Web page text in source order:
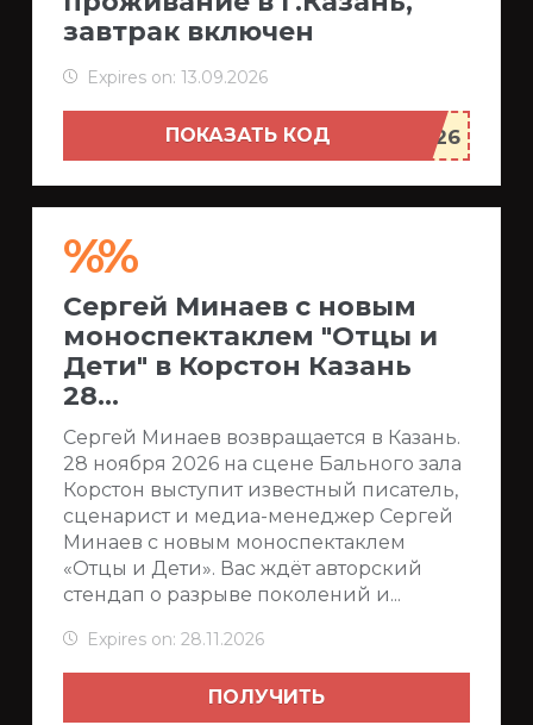
завтрак включен
Expires on: 13.09.2026
ПОКАЗАТЬ КОД
%%
Сергей Минаев с новым
моноспектаклем "Отцы и
Дети" в Корстон Казань
28...
Сергей Минаев возвращается в Казань.
28 ноября 2026 на сцене Бального зала
Корстон выступит известный писатель,
сценарист и медиа-менеджер Сергей
Минаев с новым моноспектаклем
«Отцы и Дети». Вас ждёт авторский
стендап о разрыве поколений и...
Expires on: 28.11.2026
ПОЛУЧИТЬ